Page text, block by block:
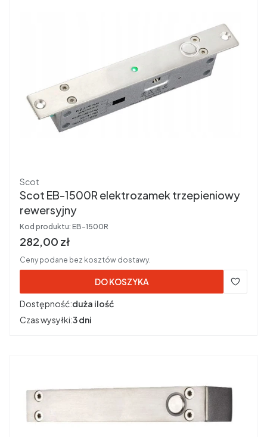
Producent
Scot
Scot EB-1500R elektrozamek trzepieniowy
rewersyjny
Kod produktu: EB-1500R
Cena brutto
282,00 zł
Ceny podane bez kosztów dostawy.
DO KOSZYKA
Dostępność:duża ilość
Czas wysyłki:3 dni